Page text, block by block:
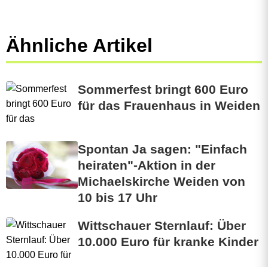
Ähnliche Artikel
Sommerfest bringt 600 Euro
für das Frauenhaus in Weiden
Spontan Ja sagen: "Einfach
heiraten"-Aktion in der
Michaelskirche Weiden von
10 bis 17 Uhr
Wittschauer Sternlauf: Über
10.000 Euro für kranke Kinder